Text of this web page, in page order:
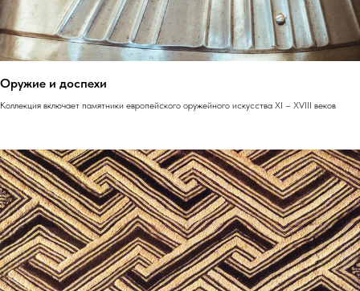
Оружие и доспехи
Коллекция включает памятники европейского оружейного искусства XI – XVIII веков